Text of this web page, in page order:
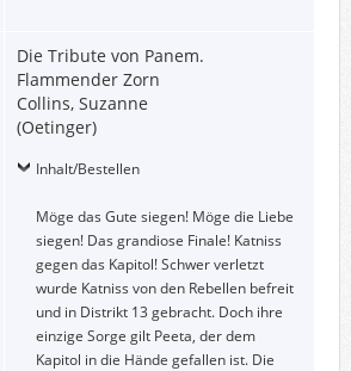
Die Tribute von Panem.
Flammender Zorn
Collins, Suzanne
(Oetinger)
Inhalt/Bestellen
Möge das Gute siegen! Möge die Liebe
siegen! Das grandiose Finale! Katniss
gegen das Kapitol! Schwer verletzt
wurde Katniss von den Rebellen befreit
und in Distrikt 13 gebracht. Doch ihre
einzige Sorge gilt Peeta, der dem
Kapitol in die Hände gefallen ist. Die